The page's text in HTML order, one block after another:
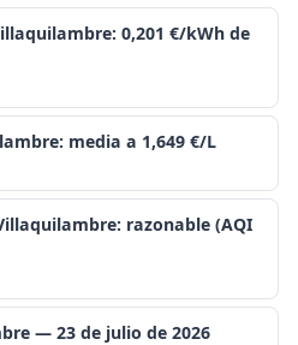
0,201 €/kWh de
media a 1,649 €/L
razonable (AQI
— 23 de julio de 2026